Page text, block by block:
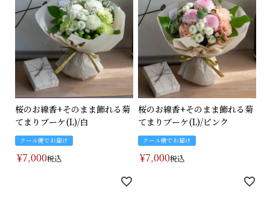
桜のお線香+そのまま飾れる菊
てまりブーケ(L)/白
クール便でお届け
¥7,000税込
桜のお線香+そのまま飾れる菊
てまりブーケ(L)/ピンク
クール便でお届け
¥7,000税込